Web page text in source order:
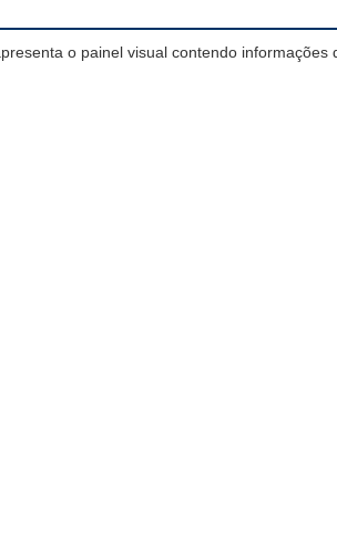
o painel visual contendo